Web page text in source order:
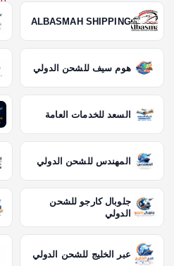
ALBASMAH SHIPPING
هوم سيف للشحن الدولي
السعد للخدمات العامة
المهندس للشحن الدولي
جلوبال كارجو للشحن
الدولي
عبر الخليج للشحن الدولي